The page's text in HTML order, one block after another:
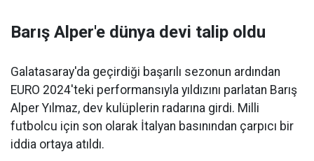
Barış Alper'e dünya devi talip oldu
Galatasaray'da geçirdiği başarılı sezonun ardından
EURO 2024'teki performansıyla yıldızını parlatan Barış
Alper Yılmaz, dev kulüplerin radarına girdi. Milli
futbolcu için son olarak İtalyan basınından çarpıcı bir
iddia ortaya atıldı.